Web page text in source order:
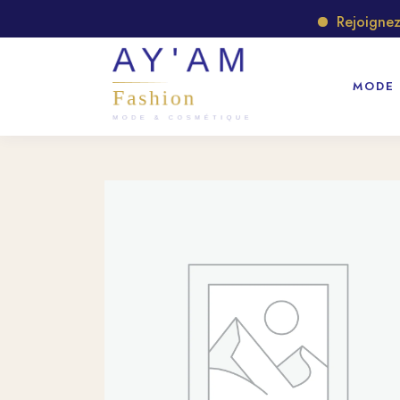
Rejoignez
MODE